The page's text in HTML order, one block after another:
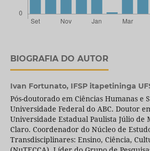
BIOGRAFIA DO AUTOR
Ivan Fortunato, IFSP itapetininga
Pós-doutorado em Ciências Humanas e
Universidade Federal do ABC. Doutor
Universidade Estadual Paulista Júlio de
Claro. Coordenador do Núcleo de
Transdisciplinares: Ensino, Ciência,